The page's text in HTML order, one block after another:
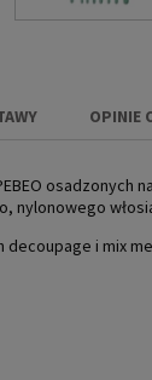
KOSZTÓW
OPINIE
osadzonych
nylonowego
decoupage i mix